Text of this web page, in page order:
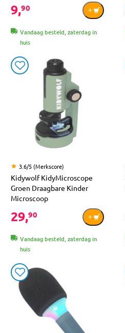
9,90
Vandaag besteld, zaterdag in
huis
3.6/5 (Merkscore)
Kidywolf KidyMicroscope
Groen Draagbare Kinder
Microscoop
29,90
Vandaag besteld, zaterdag in
huis